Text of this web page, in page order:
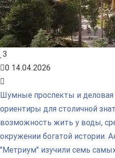
3
0 14.04.2026
Шумные проспекты и деловая
ориентиры для столичной
возможность жить у воды,
окружении богатой истории.
"Метриум" изучили семь